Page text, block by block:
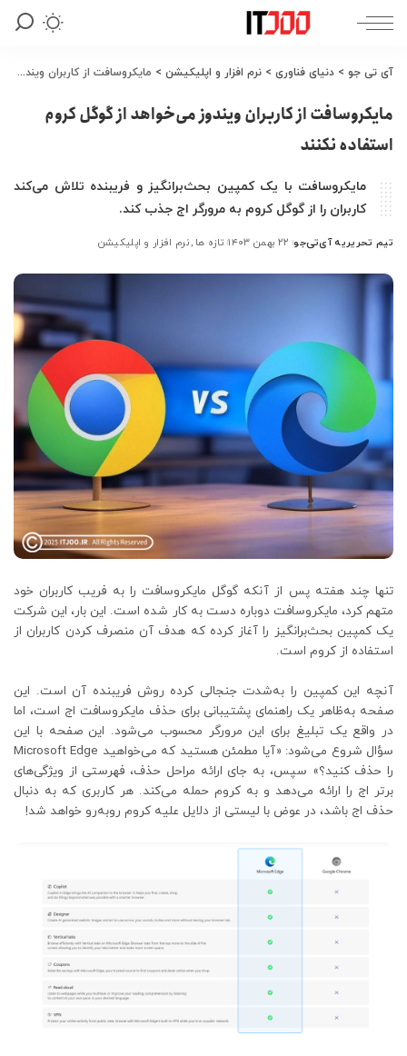
آی تی جو > دنیای فناوری > نرم افزار و اپلیکیشن > مایکروسافت از کاربران ویندوز می‌خواهد از گوگل کروم استفاده نکنند
مایکروسافت از کاربران ویندوز می‌خواهد از گوگل کروم
استفاده نکنند
مایکروسافت با یک کمپین بحث‌برانگیز و فریبنده تلاش می‌کند
کاربران را از گوگل کروم به مرورگر اج جذب کند.
ارسال
توسط
تیم تحریریه آی‌تی‌جو ۲۲ بهمن ۱۴۰۳ تازه ها نرم افزار و اپلیکیشن
تنها چند هفته پس از آنکه گوگل مایکروسافت را به فریب کاربران خود
متهم کرد، مایکروسافت دوباره دست به کار شده است. این بار، این شرکت
یک کمپین بحث‌برانگیز را آغاز کرده که هدف آن منصرف کردن کاربران از
استفاده از کروم است.
آنچه این کمپین را به‌شدت جنجالی کرده روش فریبنده آن است. این
صفحه به‌ظاهر یک راهنمای پشتیبانی برای حذف مایکروسافت اج است، اما
در واقع یک تبلیغ برای این مرورگر محسوب می‌شود. این صفحه با این
سؤال شروع می‌شود: «آیا مطمئن هستید که می‌خواهید Microsoft Edge
را حذف کنید؟» سپس، به جای ارائه مراحل حذف، فهرستی از ویژگی‌های
برتر اج را ارائه می‌دهد و به کروم حمله می‌کند. هر کاربری که به دنبال
حذف اج باشد، در عوض با لیستی از دلایل علیه کروم روبه‌رو خواهد شد!